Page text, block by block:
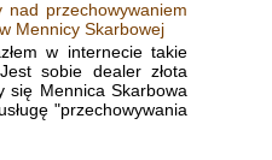
nad przechowywaniem
Mennicy Skarbowej
w internecie takie
sobie dealer złota
się Mennica Skarbowa
"przechowywania